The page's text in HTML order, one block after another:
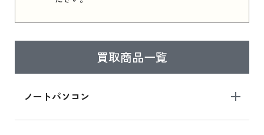
買取商品一覧
ノートパソコン
はこちら
ら